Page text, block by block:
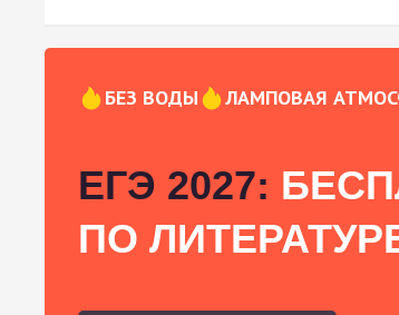
БЕЗ ВОДЫ ЛАМПОВАЯ
ЕГЭ 2027:
ПО